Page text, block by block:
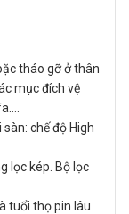
tháo gỡ ở thân
mục đích vệ
chế độ High
lọc kép. Bộ lọc
tuổi thọ pin lâu